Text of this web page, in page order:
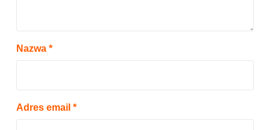
Nazwa *
Adres email *